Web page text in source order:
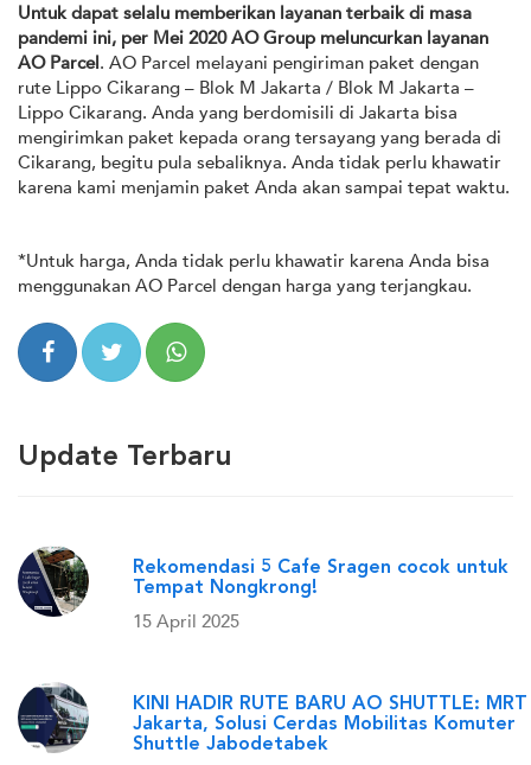
Untuk dapat selalu memberikan layanan terbaik di masa
pandemi ini, per Mei 2020 AO Group meluncurkan layanan
AO Parcel. AO Parcel melayani pengiriman paket dengan
rute Lippo Cikarang – Blok M Jakarta / Blok M Jakarta –
Lippo Cikarang. Anda yang berdomisili di Jakarta bisa
mengirimkan paket kepada orang tersayang yang berada di
Cikarang, begitu pula sebaliknya. Anda tidak perlu khawatir
karena kami menjamin paket Anda akan sampai tepat waktu.
*Untuk harga, Anda tidak perlu khawatir karena Anda bisa
menggunakan AO Parcel dengan harga yang terjangkau.
Update Terbaru
Rekomendasi 5 Cafe Sragen cocok untuk
Tempat Nongkrong!
15 April 2025
KINI HADIR RUTE BARU AO SHUTTLE: MRT
Jakarta, Solusi Cerdas Mobilitas Komuter
Shuttle Jabodetabek